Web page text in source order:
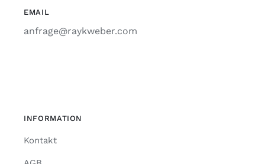
EMAIL
anfrage@raykweber.com
INFORMATION
Kontakt